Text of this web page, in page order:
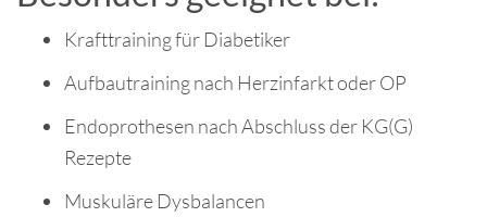
Krafttraining für Diabetiker
Aufbautraining nach Herzinfarkt oder OP
Endoprothesen nach Abschluss der KG(G)
Rezepte
Muskuläre Dysbalancen